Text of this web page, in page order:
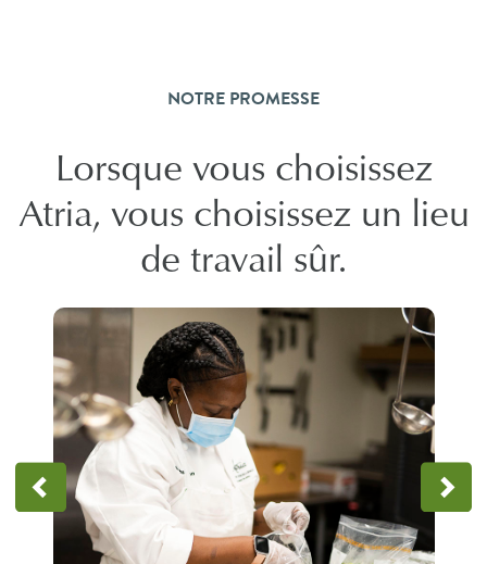
NOTRE PROMESSE
Lorsque vous choisissez
Atria, vous choisissez un lieu
de travail sûr.